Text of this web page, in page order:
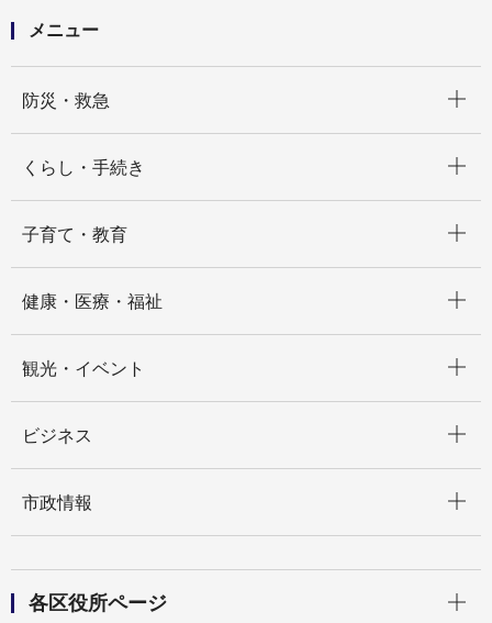
メニュー
防災・救急
くらし・手続き
子育て・教育
健康・医療・福祉
観光・イベント
ビジネス
市政情報
各区役所ページ